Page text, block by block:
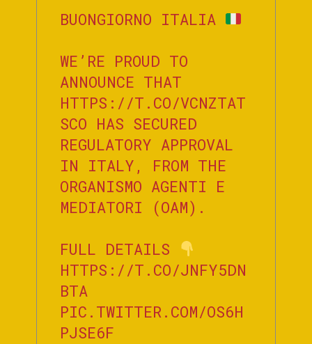
BUONGIORNO ITALIA
WE’RE PROUD TO
ANNOUNCE THAT
HTTPS://T.CO/VCNZTAT
SCO HAS SECURED
REGULATORY APPROVAL
IN ITALY, FROM THE
ORGANISMO AGENTI E
MEDIATORI (OAM).
FULL DETAILS
HTTPS://T.CO/JNFY5DN
BTA
PIC.TWITTER.COM/OS6H
PJSE6F